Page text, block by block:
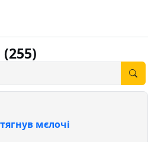
мєлочі